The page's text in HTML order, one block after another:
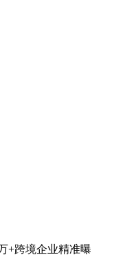
+跨境企业精准曝